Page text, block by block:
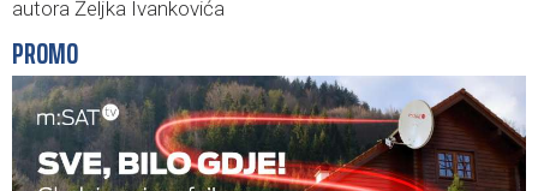
autora Željka Ivankovića
PROMO